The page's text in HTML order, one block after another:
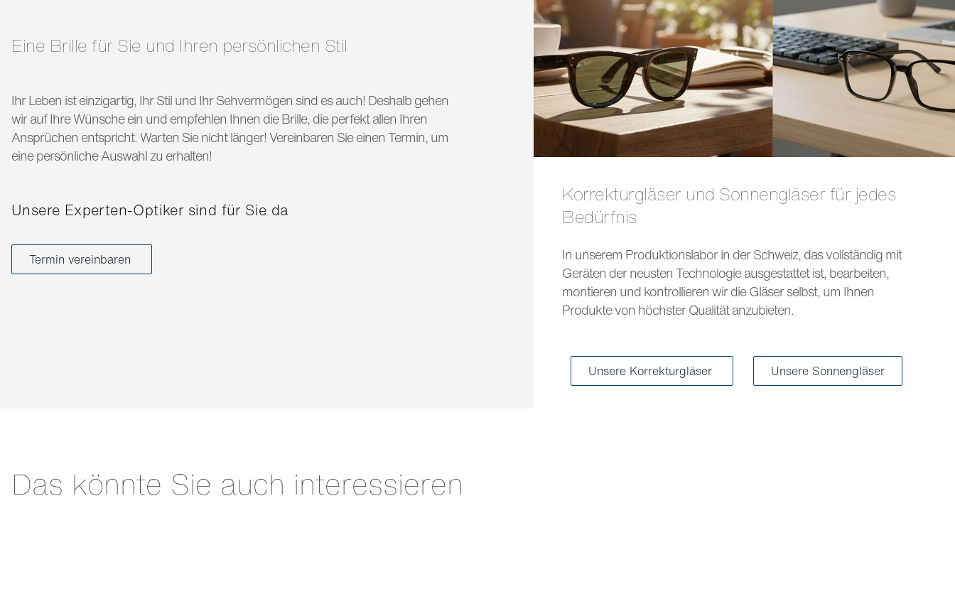
Eine Brille für Sie und Ihren persönlichen Stil
Ihr Leben ist einzigartig, Ihr Stil und Ihr Sehvermögen sind es auch! Deshalb gehen
wir auf Ihre Wünsche ein und empfehlen Ihnen die Brille, die perfekt allen Ihren
Ansprüchen entspricht. Warten Sie nicht länger! Vereinbaren Sie einen Termin, um
eine persönliche Auswahl zu erhalten!
Unsere Experten-Optiker sind für Sie da
Termin vereinbaren
Korrekturgläser und Sonnengläser für jedes
Bedürfnis
In unserem Produktionslabor in der Schweiz, das vollständig mit
Geräten der neusten Technologie ausgestattet ist, bearbeiten,
montieren und kontrollieren wir die Gläser selbst, um Ihnen
Produkte von höchster Qualität anzubieten.
Unsere Korrekturgläser Unsere Sonnengläser
Das könnte Sie auch interessieren